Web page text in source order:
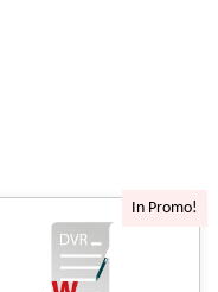
In Promo!